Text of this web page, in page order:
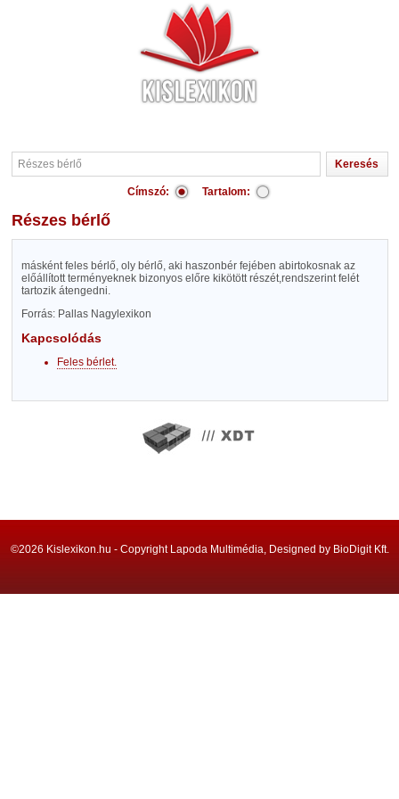
Címszó: Tartalom:
Részes bérlő
másként feles bérlő, oly bérlő, aki haszonbér fejében abirtokosnak az
előállított terményeknek bizonyos előre kikötött részét,rendszerint felét
tartozik átengedni.
Forrás: Pallas Nagylexikon
Kapcsolódás
Feles bérlet.
©2026 Kislexikon.hu - Copyright Lapoda Multimédia, Designed by BioDigit Kft.